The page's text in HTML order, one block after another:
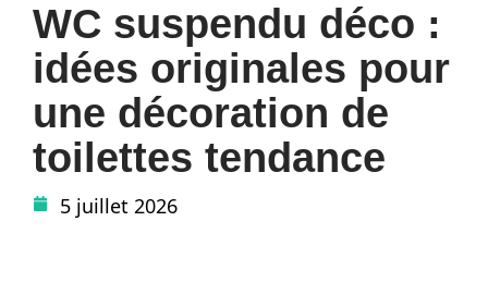
WC suspendu déco :
idées originales pour
une décoration de
toilettes tendance
5 juillet 2026